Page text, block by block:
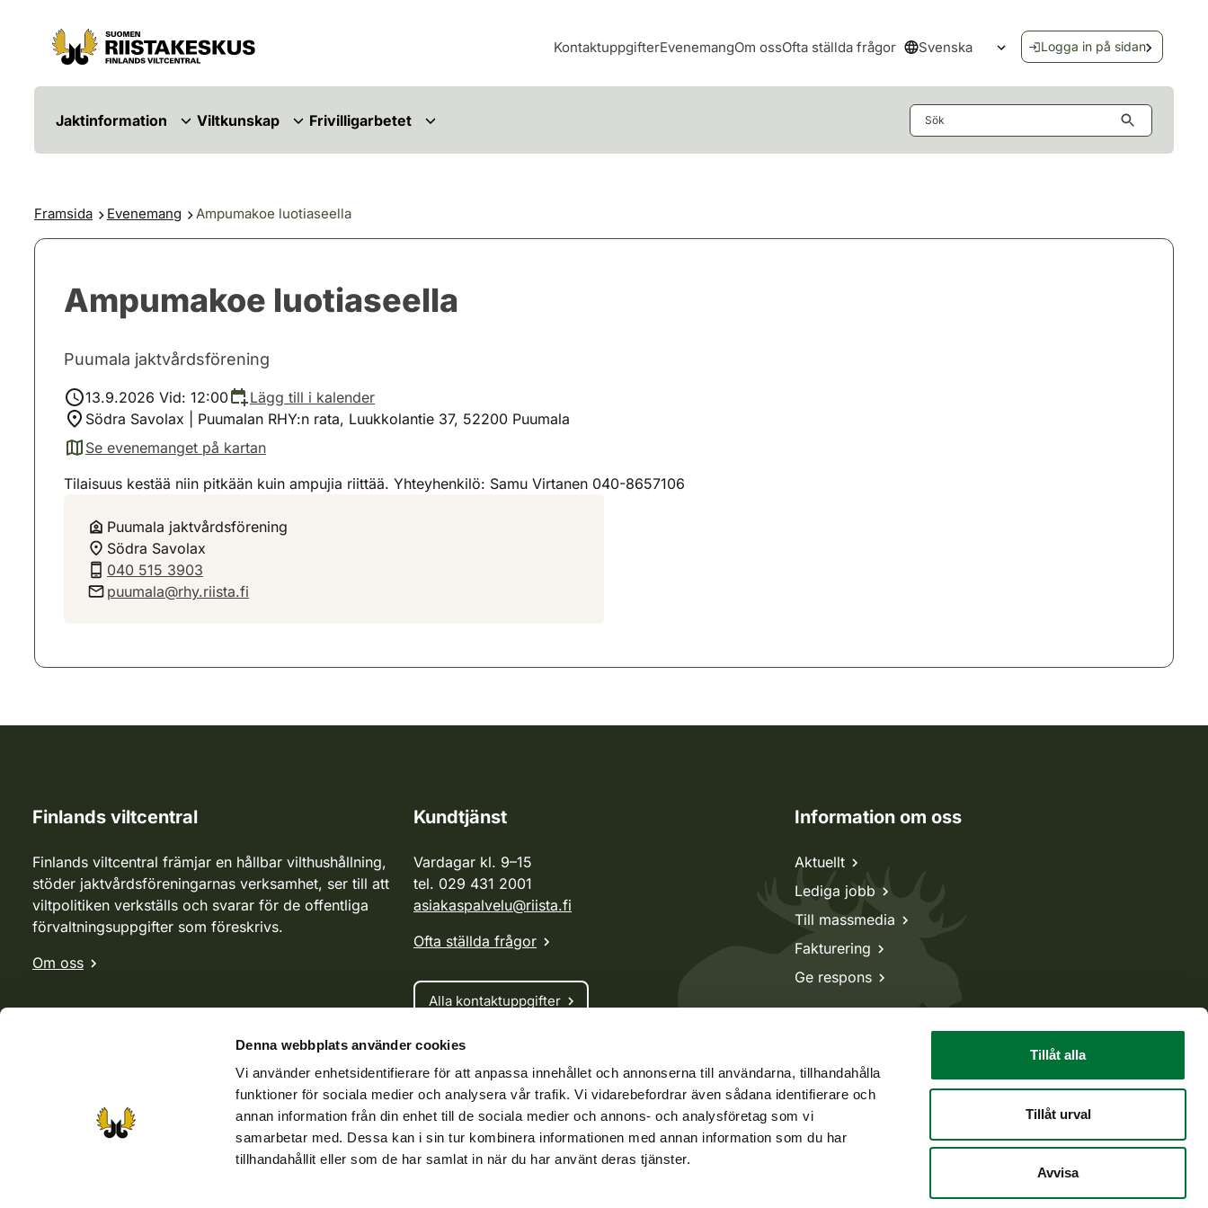
Denna webbplats använder cookies
Vi använder enhetsidentifierare för att anpassa innehållet och annonserna till användarna, tillhandahålla
funktioner för sociala medier och analysera vår trafik. Vi vidarebefordrar även sådana identifierare och
annan information från din enhet till de sociala medier och annons- och analysföretag som vi
samarbetar med. Dessa kan i sin tur kombinera informationen med annan information som du har
tillhandahållit eller som de har samlat in när du har använt deras tjänster.
Tillåt alla
Tillåt urval
Avvisa
Hoppa till innehåll
Gå till webbplatskartan
KontaktuppgifterEvenemangOm ossOfta ställda frågor Svenska
Öppna språkmenyn
Logga in på sidan
Jaktinformation Viltkunskap Frivilligarbetet
Framsida Evenemang Ampumakoe luotiaseella
Ampumakoe luotiaseella
Puumala jaktvårdsförening
13.9.2026 Vid: 12:00
Lägg till i kalender
Södra Savolax | Puumalan RHY:n rata, Luukkolantie 37, 52200 Puumala
Se evenemanget på kartan
(avautuu uuteen välilehteen)
Tilaisuus kestää niin pitkään kuin ampujia riittää. Yhteyhenkilö: Samu Virtanen 040-8657106
Puumala jaktvårdsförening
Södra Savolax
040 515 3903
puumala@rhy.riista.fi
Finlands viltcentral
Finlands viltcentral främjar en hållbar vilthushållning,
stöder jaktvårdsföreningarnas verksamhet, ser till att
viltpolitiken verkställs och svarar för de offentliga
förvaltningsuppgifter som föreskrivs.
Om oss
Kundtjänst
Vardagar kl. 9–15
tel. 029 431 2001
asiakaspalvelu@riista.fi
Ofta ställda frågor
Alla kontaktuppgifter
Jaktkort
Oma riista -tjänsten
Ansökan om licenser och dispenser
Information om oss
Aktuellt
Lediga jobb
Till massmedia
Fakturering
Ge respons